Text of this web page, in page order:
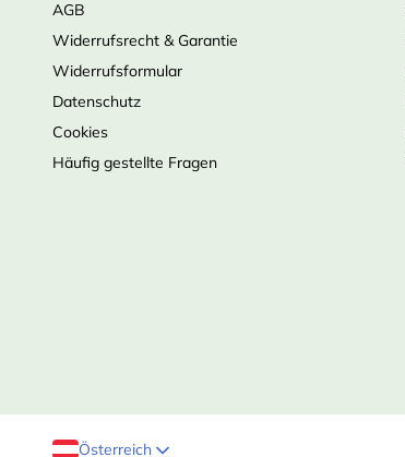
AGB
Widerrufsrecht & Garantie
Widerrufsformular
Datenschutz
Cookies
Häufig gestellte Fragen
Österreich